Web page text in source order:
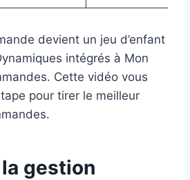
devient un jeu d’enfant
intégrés à Mon
Cette vidéo vous
pour tirer le meilleur
gestion